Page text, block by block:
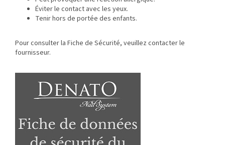
Éviter le contact avec les yeux.
Tenir hors de portée des enfants.
Pour consulter la Fiche de Sécurité, veuillez contacter le
fournisseur.